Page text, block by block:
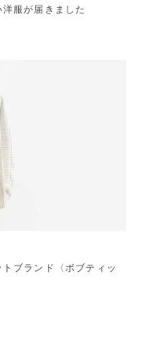
服が届きました
ブランド〈ボブティッ